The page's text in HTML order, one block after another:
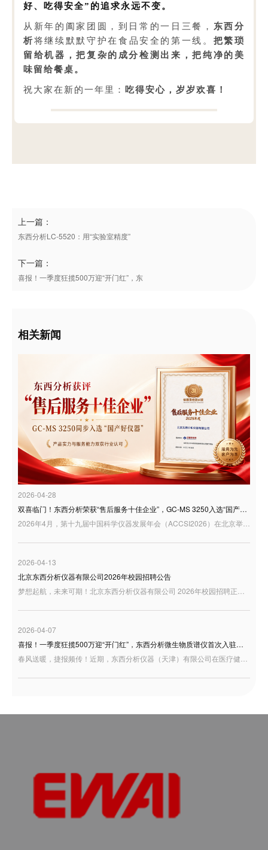
好、吃得安全”的追求永远不变。
从新年的阖家团圆，到日常的一日三餐， 东西分
析将继续默默守护在食品安全的第一线。 把繁琐
留给机器，把复杂的成分检测出来，把纯净的美
味留给餐桌。
祝大家在新的一年里： 吃得安心，岁岁欢喜！
上一篇：
东西分析LC-5520：用“实验室精度”
下一篇：
喜报！一季度狂揽500万迎“开门红”，东
相关新闻
2026-04-28
双喜临门！东西分析荣获“售后服务十佳企业”，GC-MS 3250入选“国产好仪器”
2026-04-13
北京东西分析仪器有限公司2026年校园招聘公告
2026-04-07
喜报！一季度狂揽500万迎“开门红”，东西分析微生物质谱仪首次入驻天津疾控！